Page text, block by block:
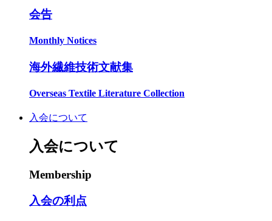
会告
Monthly Notices
海外繊維技術文献集
Overseas Textile Literature Collection
入会について
入会について
Membership
入会の利点